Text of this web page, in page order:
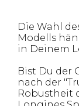
Die Wahl
Modells
in Deinem
Bist Du der
nach der
Robustheit